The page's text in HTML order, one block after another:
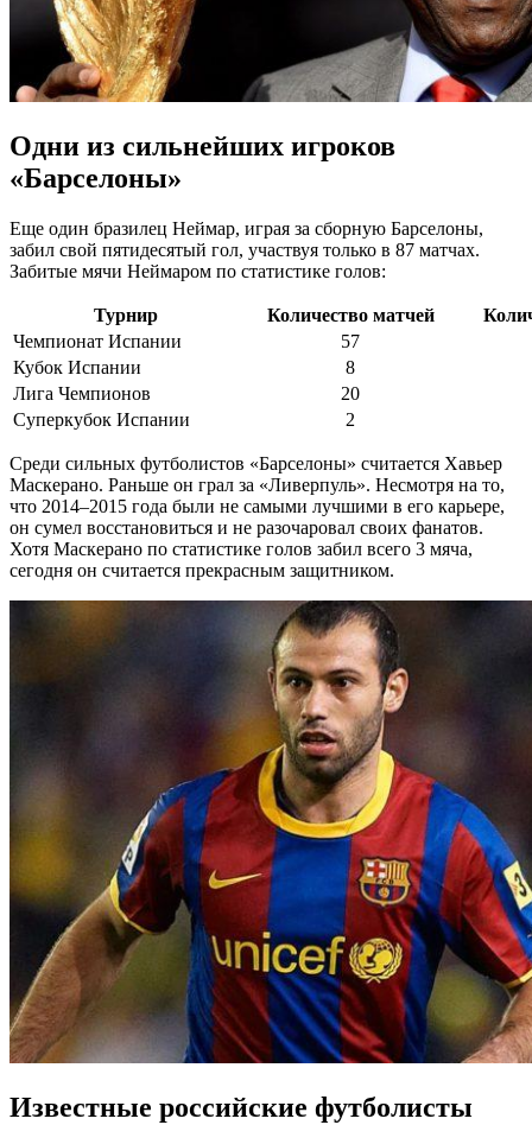
Одни из сильнейших игроков
«Барселоны»
Еще один бразилец Неймар, играя за сборную Барселоны,
забил свой пятидесятый гол, участвуя только в 87 матчах.
Забитые мячи Неймаром по статистике голов:
Турнир Количество матчей
Чемпионат Испании
57
Кубок Испании
8
Лига Чемпионов
20
Суперкубок Испании
2
Среди сильных футболистов «Барселоны» считается Хавьер
Маскерано. Раньше он грал за «Ливерпуль». Несмотря на то,
что 2014–2015 года были не самыми лучшими в его карьере,
он сумел восстановиться и не разочаровал своих фанатов.
Хотя Маскерано по статистике голов забил всего 3 мяча,
сегодня он считается прекрасным защитником.
Известные российские футболисты